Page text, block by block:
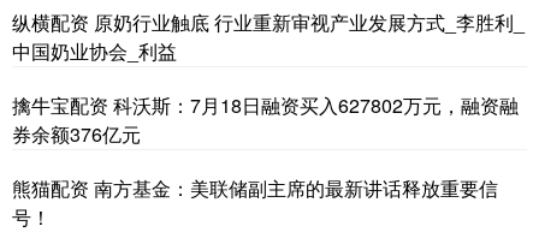
纵横配资 原奶行业触底 行业重新审视产业发展方式_李胜利_
中国奶业协会_利益
擒牛宝配资 科沃斯：7月18日融资买入627802万元，融资融
券余额376亿元
熊猫配资 南方基金：美联储副主席的最新讲话释放重要信
号！